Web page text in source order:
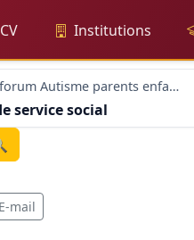
CV Institutions
forum Autisme parents enfants
service social
E-mail